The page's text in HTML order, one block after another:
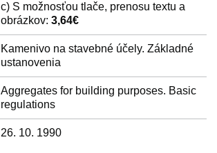
c) S možnosťou tlače, prenosu textu a
obrázkov: 3,64€
Kamenivo na stavebné účely. Základné
ustanovenia
Aggregates for building purposes. Basic
regulations
26. 10. 1990